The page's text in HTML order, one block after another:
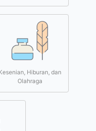
Hiburan, dan
Olahraga